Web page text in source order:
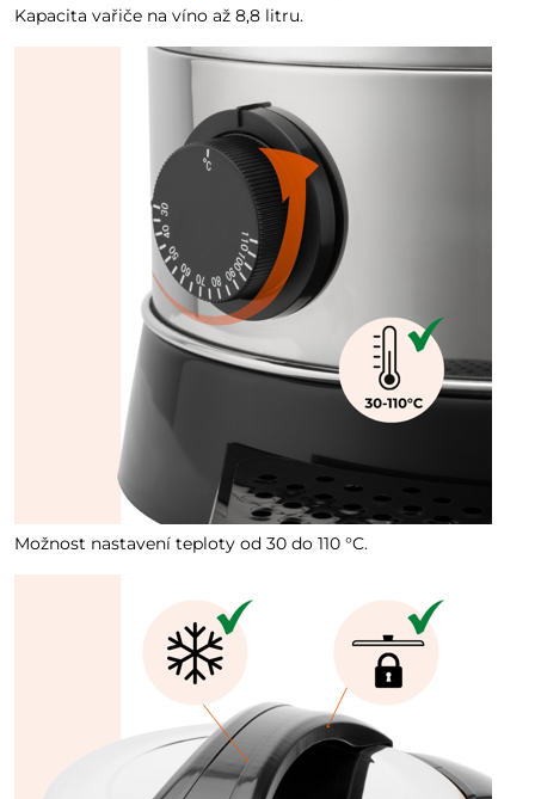
Kapacita vařiče na víno až 8,8 litru.
Možnost nastavení teploty od 30 do 110 °C.